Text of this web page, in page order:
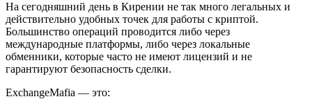
На сегодняшний день в Кирении не так много легальных и
действительно удобных точек для работы с криптой.
Большинство операций проводится либо через
международные платформы, либо через локальные
обменники, которые часто не имеют лицензий и не
гарантируют безопасность сделки.
ExchangeMafia — это: